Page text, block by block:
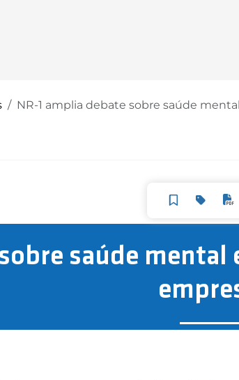
NR-1 amplia debate sobre saúde
saúde